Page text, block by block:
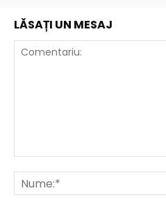
LĂSAȚI UN MESAJ